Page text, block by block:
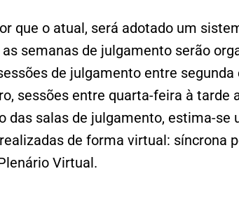
que o atual, será adotado um
semanas de julgamento serão
de julgamento entre segunda
sessões entre quarta-feira à tarde
das salas de julgamento, estima-se
de forma virtual: síncrona
Virtual.